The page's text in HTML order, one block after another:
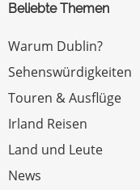
Beliebte Themen
Warum Dublin?
Sehenswürdigkeiten
Touren & Ausflüge
Irland Reisen
Land und Leute
News